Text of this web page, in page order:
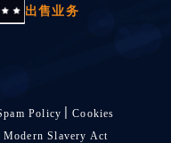
出售业务
Policy
Cookies
Modern Slavery Act